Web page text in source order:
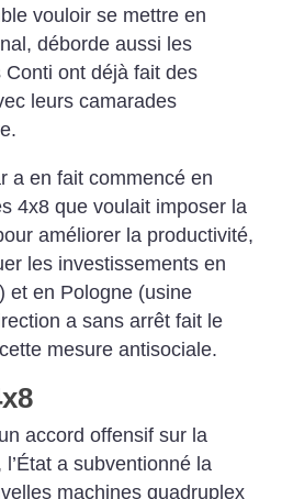
vouloir se mettre en
déborde aussi les
Conti ont déjà fait des
leurs camarades
a en fait commencé en
4x8 que voulait imposer la
améliorer la productivité,
les investissements en
et en Pologne (usine
a sans arrêt fait le
mesure antisociale.
accord offensif sur la
l’État a subventionné la
machines quadruplex